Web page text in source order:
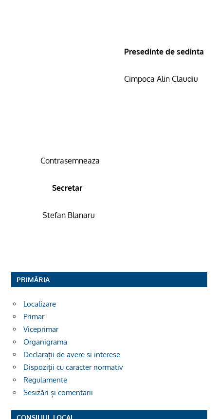
Presedinte de sedinta
Cimpoca Alin Claudiu
Contrasemneaza
Secretar
Stefan Blanaru
PRIMĂRIA
Localizare
Primar
Viceprimar
Organigrama
Declarații de avere si interese
Dispoziții cu caracter normativ
Regulamente
Sesizări și comentarii